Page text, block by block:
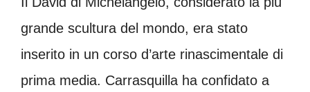
grande scultura del mondo, era stato
inserito in un corso d’arte rinascimentale di
prima media. Carrasquilla ha confidato a